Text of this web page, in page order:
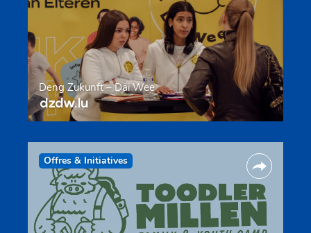
Deng Zukunft – Däi Wee
dzdw.lu
Offres & Initiatives